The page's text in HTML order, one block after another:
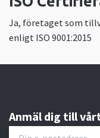
Ja, företaget som
enligt ISO 9001:2015
Anmäl dig till